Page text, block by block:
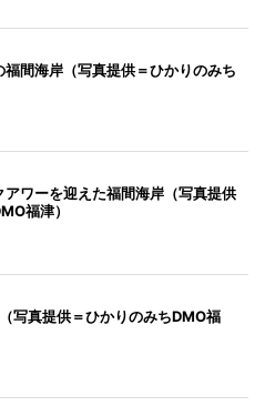
間海岸（写真提供＝ひかりのみち
アワーを迎えた福間海岸（写真提供
福津）
写真提供＝ひかりのみちDMO福